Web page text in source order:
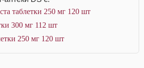
таблетки 250 мг 120 шт
300 мг 112 шт
250 мг 120 шт